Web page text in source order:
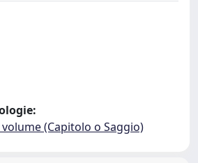
(Capitolo o Saggio)